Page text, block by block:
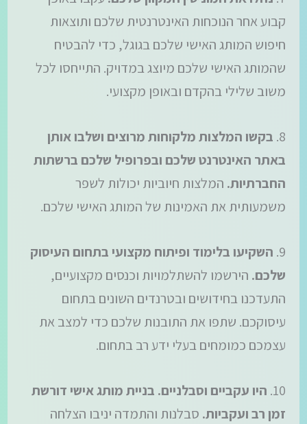
קבוע אחר הנוכחות האינטרנטית שלכם ותוצאות
חיפוש המותג האישי שלכם בגוגל, כדי להבטיח
שהמותג האישי שלכם מיוצג במדויק. התייחסו לכל
משוב שלילי בהקדם ובאופן מקצועי.
8. בקשו המלצות מלקוחות מרוצים ושלבו אותן
באתר האינטרנט שלכם ובפרופיל שלכם ברשתות
החברתיות. המלצות חיוביות יכולות לשפר
משמעותית את האמינות של המותג האישי שלכם.
9. השקיעו בלימוד ופיתוח מקצועי בתחום העיסוק
שלכם. הירשמו להשתלמויות וכנסים מקצועיים,
התעדכנו בחידושים ובטרנדים השונים בתחום
עיסוקכם. שתפו את התובנות שלכם כדי למצב את
עצמכם כמומחים בעלי ידע רב בתחום.
10. היו עקביים וסבלניים. בניית מותג אישי דורשת
זמן רב ועקביות. סבלנות והתמדה יניבו הצלחה